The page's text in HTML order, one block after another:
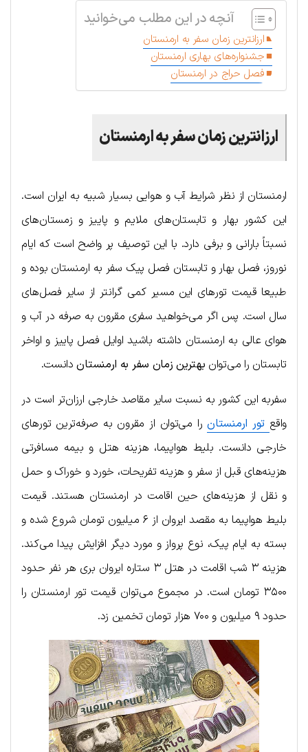
آنچه در این مطلب می‌خوانید
ارزانترین زمان سفر به ارمنستان
جشنواره‌های بهاری ارمنستان
فصل حراج در ارمنستان
ارزانترین زمان سفر به ارمنستان
ارمنستان از نظر شرایط آب و هوایی بسیار شبیه به ایران است.
این کشور بهار و تابستان‌های ملایم و پاییز و زمستان‌های
نسبتاً بارانی و برفی دارد. با این توصیف پر واضح است که ایام
نوروز، فصل بهار و تابستان فصل پیک سفر به ارمنستان بوده و
طبیعا قیمت تورهای این مسیر کمی گرانتر از سایر فصل‌های
سال است. پس اگر می‌خواهید سفری مقرون به صرفه در آب و
هوای عالی به ارمنستان داشته باشید اوایل فصل پاییز و اواخر
تابستان را می‌توان بهترین زمان سفر به ارمنستاندانست.
سفربه این کشور به نسبت سایر مقاصد خارجی ارزان‌تر است در
واقع تور ارمنستانرا می‌توان از مقرون به صرفه‌ترین تورهای
خارجی دانست. بلیط هواپیما، هزینه هتل و بیمه مسافرتی
هزینه‌های قبل از سفر و هزینه تفریحات، خورد و خوراک و حمل
و نقل از هزینه‌های حین اقامت در ارمنستان هستند. قیمت
بلیط هواپیما به مقصد ایروان از ۶ میلیون تومان شروع شده و
بسته به ایام پیک، نوع پرواز و مورد دیگر افزایش پیدا می‌کند.
هزینه ۳ شب اقامت در هتل ۳ ستاره ایروان بری هر نفر حدود
۳۵۰۰ تومان است. در مجموع می‌توان قیمت تور ارمنستان را
حدود ۹ میلیون و ۷۰۰ هزار تومان تخمین زد.